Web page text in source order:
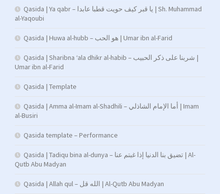
Qasida | Ya qabr – يا قبر كيف حويت قطبا عابدا | Sh. Muhammad
al-Yaqoubi
Qasida | Huwa al-hubb – هو الحب | Umar ibn al-Farid
Qasida | Sharibna ‘ala dhikr al-habib – شربنا على ذكر الحبيب |
Umar ibn al-Farid
Qasida | Template
Qasida | Amma al-Imam al-Shadhili – أما الإمام الشاذلي | Imam
al-Busiri
Qasida template – Performance
Qasida | Tadiqu bina al-dunya – تضيق بنا الدنيا إذا غبتم عنا | Al-
Qutb Abu Madyan
Qasida | Allah qul – الله قل | Al-Qutb Abu Madyan